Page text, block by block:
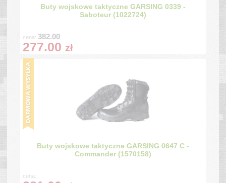
Buty wojskowe taktyczne GARSING 0339 -
Saboteur (1022724)
cena:382.00
277.00 zł
Buty wojskowe taktyczne GARSING 0647 C -
Commander (1570158)
cena: